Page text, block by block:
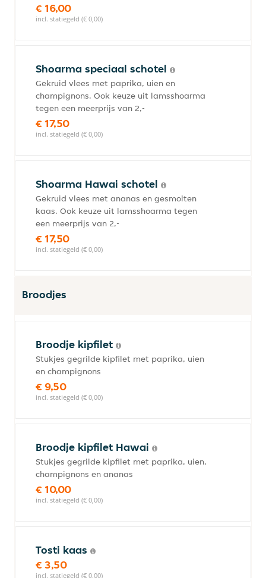
€ 16,00
incl. statiegeld (€ 0,00)
Shoarma speciaal schotel
Gekruid vlees met paprika, uien en
champignons. Ook keuze uit lamsshoarma
tegen een meerprijs van 2,-
€ 17,50
incl. statiegeld (€ 0,00)
Shoarma Hawai schotel
Gekruid vlees met ananas en gesmolten
kaas. Ook keuze uit lamsshoarma tegen
een meerprijs van 2,-
€ 17,50
incl. statiegeld (€ 0,00)
Broodjes
Broodje kipfilet
Stukjes gegrilde kipfilet met paprika, uien
en champignons
€ 9,50
incl. statiegeld (€ 0,00)
Broodje kipfilet Hawai
Stukjes gegrilde kipfilet met paprika, uien,
champignons en ananas
€ 10,00
incl. statiegeld (€ 0,00)
Tosti kaas
€ 3,50
incl. statiegeld (€ 0,00)